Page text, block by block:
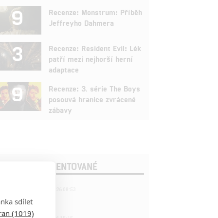
9
Recenze: Monstrum: Příběh
Jeffreyho Dahmera
3
Recenze: Resident Evil: Lék
patří mezi nejhorší herní
adaptace
9
Recenze: 3. série The Boys
posouvá hranice zvrácené
zábavy
KOMENTOVANÉ
彈專家sdílet
(1019)